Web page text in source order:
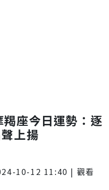
座今日運勢：逐
上揚
10-12 11:40 | 觀看